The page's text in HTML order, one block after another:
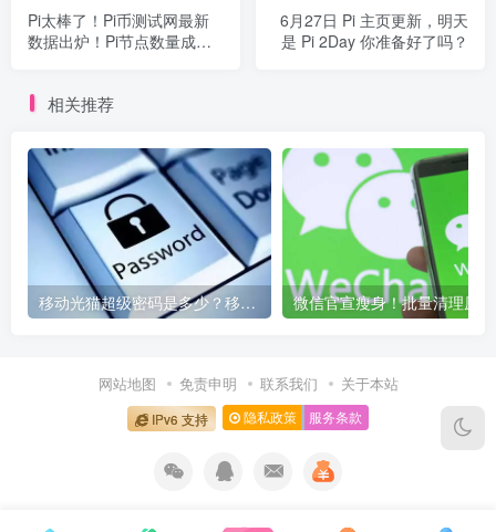
Pi太棒了！Pi币测试网最新
数据出炉！Pi节点数量成为
6月27日 Pi 主页更新，明天
是 Pi 2Day 你准备好了吗？
相关推荐
移动光猫超级密码是多少？移动光猫超级管理员后台账号与密码
网站地图 免责申明 联系我们 关于本站
IPv6 支持 隐私政策 服务条款